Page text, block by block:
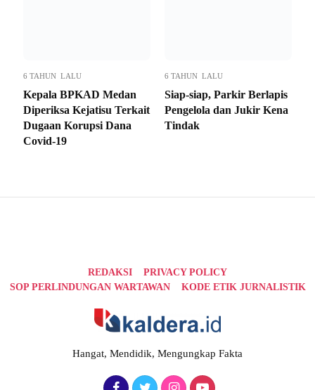
6 TAHUN LALU
Kepala BPKAD Medan
Diperiksa Kejatisu Terkait
Dugaan Korupsi Dana
Covid-19
6 TAHUN LALU
Siap-siap, Parkir Berlapis
Pengelola dan Jukir Kena
Tindak
REDAKSI
PRIVACY POLICY
SOP PERLINDUNGAN WARTAWAN
KODE ETIK JURNALISTIK
Hangat, Mendidik, Mengungkap Fakta